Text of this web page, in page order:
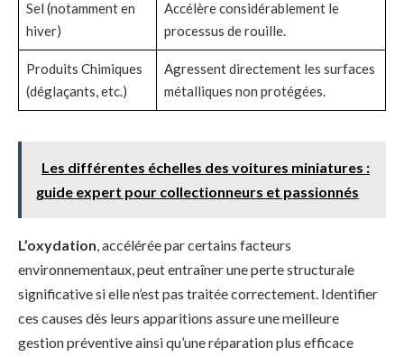
Sel (notamment en
hiver)
Accélère considérablement le
processus de rouille.
Produits Chimiques
(déglaçants, etc.)
Agressent directement les surfaces
métalliques non protégées.
Les différentes échelles des voitures miniatures :
guide expert pour collectionneurs et passionnés
L’oxydation, accélérée par certains facteurs
environnementaux, peut entraîner une perte structurale
significative si elle n’est pas traitée correctement. Identifier
ces causes dès leurs apparitions assure une meilleure
gestion préventive ainsi qu’une réparation plus efficace